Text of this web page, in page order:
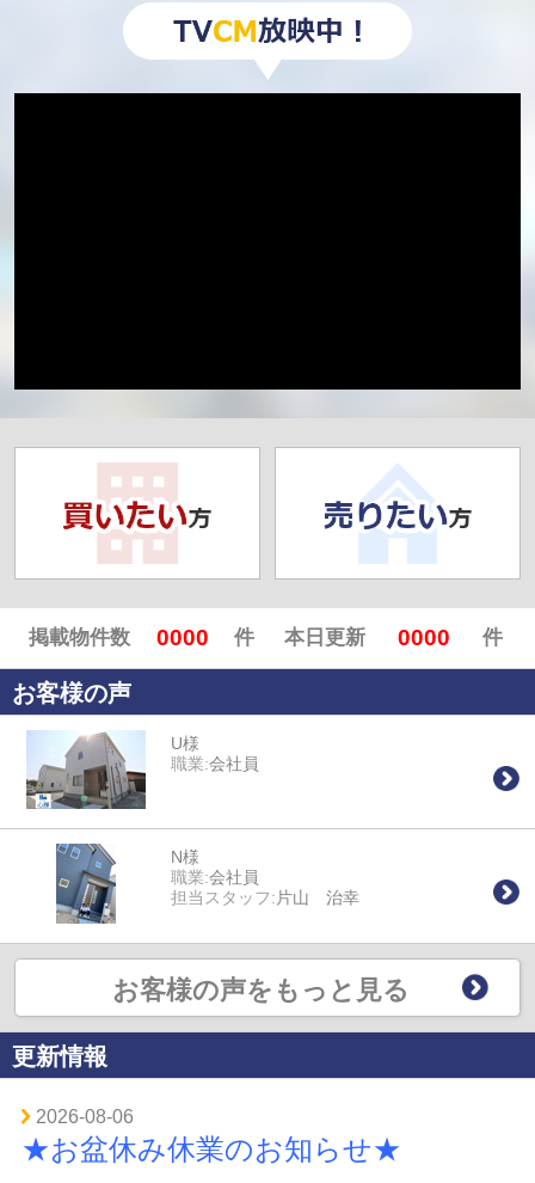
掲載物件数 0000 件 本日更新 0000 件
お客様の声
U様
職業:会社員
N様
職業:会社員
担当スタッフ:片山 治幸
お客様の声をもっと見る
更新情報
2026-08-06
★お盆休み休業のお知らせ★